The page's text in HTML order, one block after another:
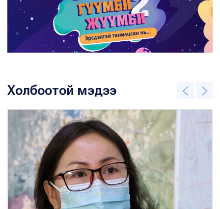
Холбоотой мэдээ